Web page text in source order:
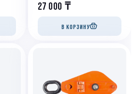
27 000 ₸
В КОРЗИНУ